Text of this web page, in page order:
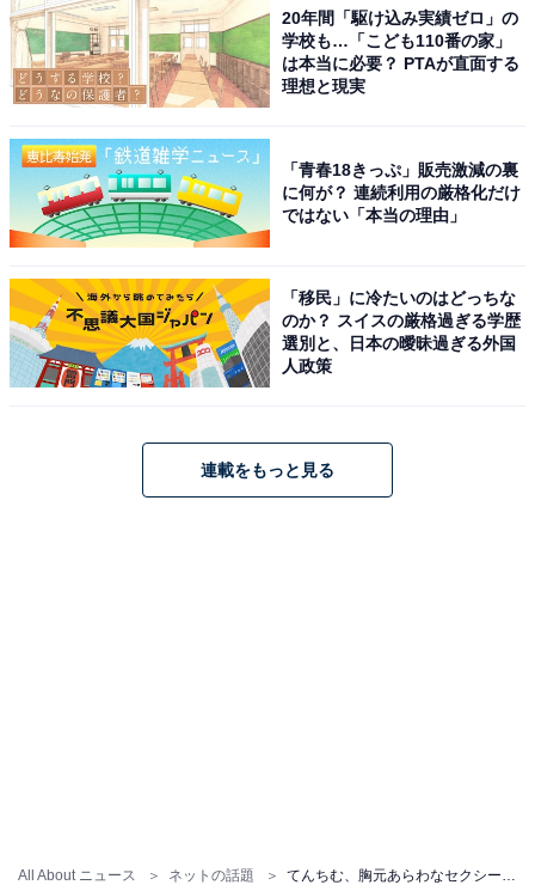
All About ニュース ネットの話題
20年間「駆け込み実績ゼロ」の
学校も…「こども110番の家」
は本当に必要？ PTAが直面する
理想と現実
「青春18きっぷ」販売激減の裏
に何が？ 連続利用の厳格化だけ
ではない「本当の理由」
「移民」に冷たいのはどっちな
のか？ スイスの厳格過ぎる学歴
選別と、日本の曖昧過ぎる外国
人政策
連載をもっと見る